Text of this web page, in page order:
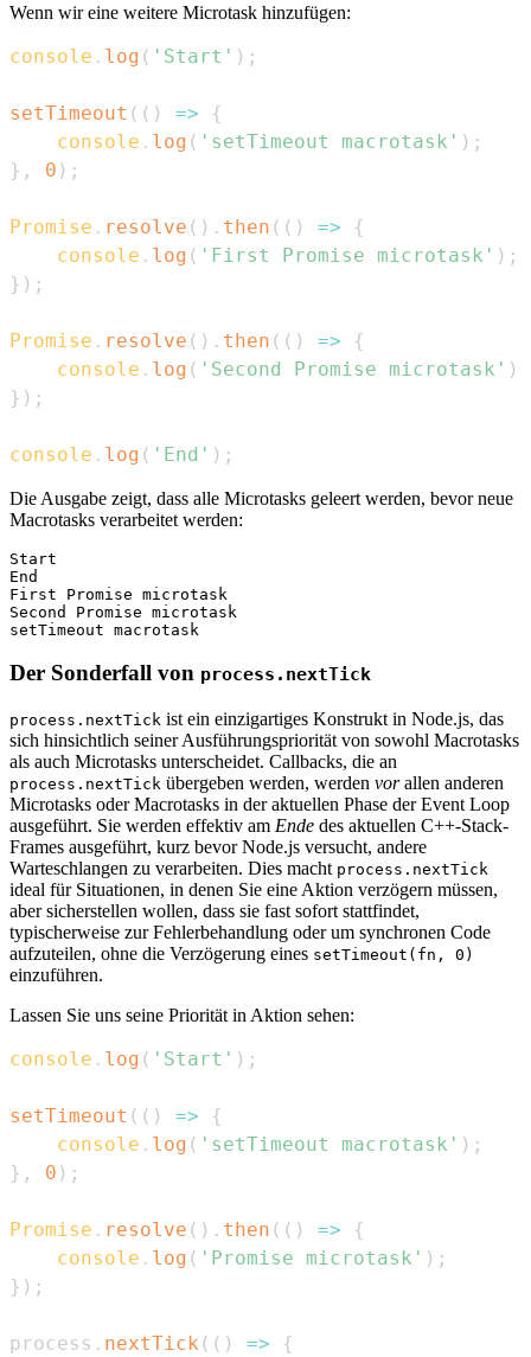
Wenn wir eine weitere Microtask hinzufügen:
console . log ( 'Start' ) ;
setTimeout ( ( ) =>
{
console . log ( 'setTimeout macrotask' ) ;
} , 0 ) ;
Promise . resolve ( ) . then ( ( ) =>
{
console . log ( 'First Promise microtask' ) ;
} ) ;
Promise . resolve ( ) . then ( ( ) =>
{
console . log ( 'Second Promise microtask' )
} ) ;
console . log ( 'End' ) ;
Die Ausgabe zeigt, dass alle Microtasks geleert werden, bevor neue
Macrotasks verarbeitet werden:
Start
End
First Promise microtask
Second Promise microtask
Der Sonderfall von process.nextTick
process.nextTick ist ein einzigartiges Konstrukt in Node.js, das
sich hinsichtlich seiner Ausführungspriorität von sowohl Macrotasks
als auch Microtasks unterscheidet. Callbacks, die an
process.nextTick übergeben werden, werden vorallen anderen
Microtasks oder Macrotasks in der aktuellen Phase der Event Loop
ausgeführt. Sie werden effektiv am Ende des aktuellen C++-Stack-
Frames ausgeführt, kurz bevor Node.js versucht, andere
Warteschlangen zu verarbeiten. Dies macht process.nextTick
ideal für Situationen, in denen Sie eine Aktion verzögern müssen,
aber sicherstellen wollen, dass sie fast sofort stattfindet,
typischerweise zur Fehlerbehandlung oder um synchronen Code
aufzuteilen, ohne die Verzögerung eines setTimeout(fn, 0)
einzuführen.
Lassen Sie uns seine Priorität in Aktion sehen:
console . log ( 'Start' ) ;
setTimeout ( ( ) =>
{
console . log ( 'setTimeout macrotask' ) ;
} , 0 ) ;
Promise . resolve ( ) . then ( ( ) =>
{
console . log ( 'Promise microtask' ) ;
} ) ;
process . nextTick ( ( ) =>
{